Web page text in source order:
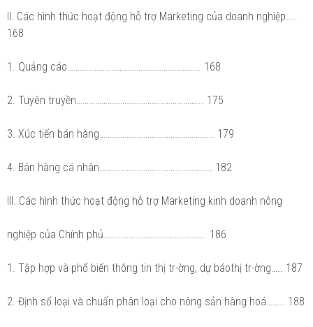
II. Các hình thức hoạt động hỗ trợ Marketing của doanh nghiệp…..
168
1. Quảng cáo……………………………………………………... 168
2. Tuyên truyền…………………………………………………... 175
3. Xúc tiến bán hàng……………………………………………... 179
4. Bán hàng cá nhân……………………………………………… 182
III. Các hình thức hoạt động hỗ trợ Marketing kinh doanh nông
nghiệp của Chính phủ…………………………………………. 186
1. Tập hợp và phổ biến thông tin thị tr-ờng, dự báothị tr-ờng….. 187
2. Định số loại và chuẩn phân loại cho nông sản hàng hoá……… 188